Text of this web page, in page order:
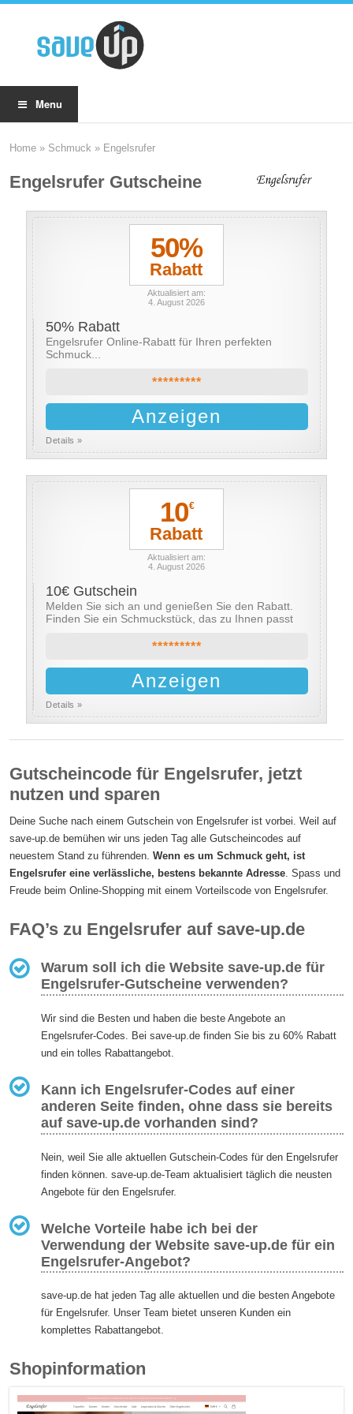
Menu
Home » Schmuck » Engelsrufer
Engelsrufer Gutscheine
50%
Rabatt
Aktualisiert am:
4. August 2026
50% Rabatt
Engelsrufer Online-Rabatt für Ihren perfekten
Schmuck...
*********
Anzeigen
Details »
10€
Rabatt
Aktualisiert am:
4. August 2026
10€ Gutschein
Melden Sie sich an und genießen Sie den Rabatt.
Finden Sie ein Schmuckstück, das zu Ihnen passt
*********
Anzeigen
Details »
Gutscheincode für Engelsrufer, jetzt
nutzen und sparen
Deine Suche nach einem Gutschein von Engelsrufer ist vorbei. Weil auf
save-up.de bemühen wir uns jeden Tag alle Gutscheincodes auf
neuestem Stand zu führenden.Wenn es um Schmuck geht, ist
Engelsrufer eine verlässliche, bestens bekannte Adresse. Spass und
Freude beim Online-Shopping mit einem Vorteilscode von Engelsrufer.
FAQ’s zu Engelsrufer auf save-up.de
Warum soll ich die Website save-up.de für
Engelsrufer-Gutscheine verwenden?
Wir sind die Besten und haben die beste Angebote an
Engelsrufer-Codes. Bei save-up.de finden Sie bis zu 60% Rabatt
und ein tolles Rabattangebot.
Kann ich Engelsrufer-Codes auf einer
anderen Seite finden, ohne dass sie bereits
auf save-up.de vorhanden sind?
Nein, weil Sie alle aktuellen Gutschein-Codes für den Engelsrufer
finden können. save-up.de-Team aktualisiert täglich die neusten
Angebote für den Engelsrufer.
Welche Vorteile habe ich bei der
Verwendung der Website save-up.de für ein
Engelsrufer-Angebot?
save-up.de hat jeden Tag alle aktuellen und die besten Angebote
für Engelsrufer. Unser Team bietet unseren Kunden ein
komplettes Rabattangebot.
Shopinformation